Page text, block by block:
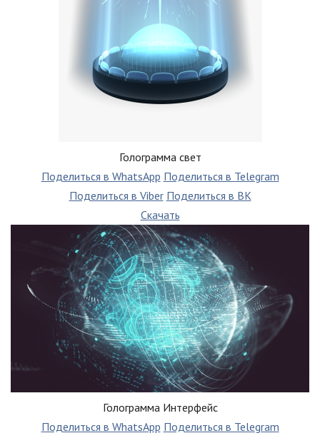
Голограмма свет
Поделиться в WhatsApp Поделиться в Telegram
Поделиться в Viber Поделиться в ВК
Скачать
Голограмма Интерфейс
Поделиться в WhatsApp Поделиться в Telegram